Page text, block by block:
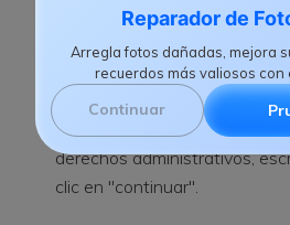
Reparador de
Arregla fotos dañadas, mejora
recuerdos más valiosos con
Continuar
Si la reparación automática
problema, haz clic en las
reparación automática ->
opciones avanzadas ->
Aquí, si el sistema te solicita
derechos administrativos,
clic en "continuar".